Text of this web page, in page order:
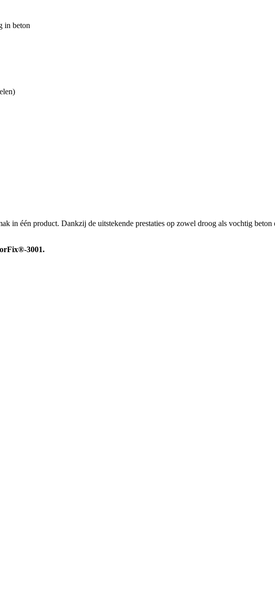
in beton
in één product. Dankzij de uitstekende prestaties op zowel droog als vochtig
3001.